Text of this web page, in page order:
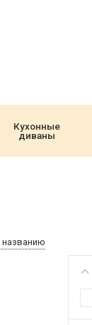
Кухонные
диваны